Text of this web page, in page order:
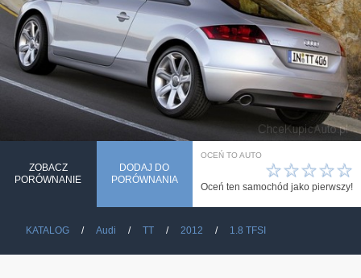
ZOBACZ
PORÓWNANIE
DODAJ DO
PORÓWNANIA
OCEŃ TO AUTO
☆
☆
☆
☆
☆
Oceń ten samochód jako pierwszy!
KATALOG Audi TT 2012 1.8 TFSI